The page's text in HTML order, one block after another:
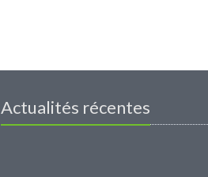
Actualités récentes